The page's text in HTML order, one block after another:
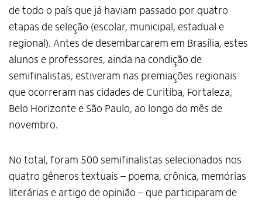
de todo o país que já haviam passado por quatro
etapas de seleção (escolar, municipal, estadual e
regional). Antes de desembarcarem em Brasília, estes
alunos e professores, ainda na condição de
semifinalistas, estiveram nas premiações regionais
que ocorreram nas cidades de Curitiba, Fortaleza,
Belo Horizonte e São Paulo, ao longo do mês de
novembro.
No total, foram 500 semifinalistas selecionados nos
quatro gêneros textuais – poema, crônica, memórias
literárias e artigo de opinião – que participaram de